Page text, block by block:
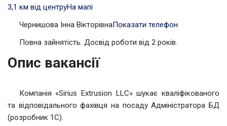
3,1 км від центруНа мапі
Чернишова Інна ВікторівнаПоказати телефон
Повна зайнятість. Досвід роботи від 2 років.
Опис вакансії
Компанія «Sirius Extrusion LLC» шукає кваліфікованого
та відповідального фахівця на посаду Адміністратора БД
(розробник 1С).